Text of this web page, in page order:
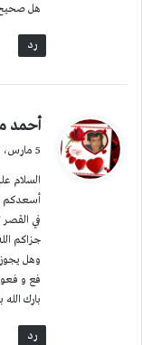
هل
رد
ي
ل
أحمد
5 مارس، 2023 الساعة 3:18 م
السلام
أسعدكم
في القصر تحولت
جزاكم
وهل
فع و
بارك الله
رد